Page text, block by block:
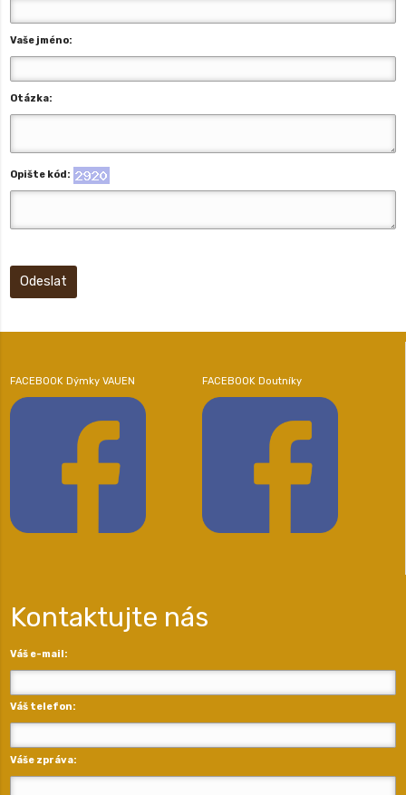
Vaše jméno:
Otázka:
Opište kód:
Odeslat
FACEBOOK Dýmky VAUEN FACEBOOK Doutníky
Kontaktujte nás
Váš e-mail:
Váš telefon:
Váše zpráva: